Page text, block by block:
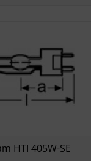
HTI 405W-SE